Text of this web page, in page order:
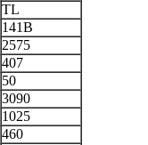
TL
141B
2575
407
50
3090
1025
460